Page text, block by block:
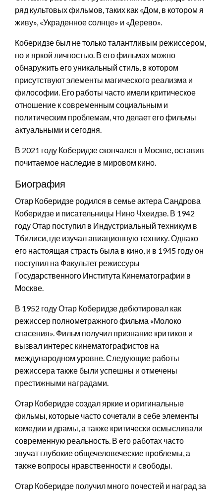
ряд культовых фильмов, таких как «Дом, в котором я
живу», «Украденное солнце» и «Дерево».
Коберидзе был не только талантливым режиссером,
но и яркой личностью. В его фильмах можно
обнаружить его уникальный стиль, в котором
присутствуют элементы магического реализма и
философии. Его работы часто имели критическое
отношение к современным социальным и
политическим проблемам, что делает его фильмы
актуальными и сегодня.
В 2021 году Коберидзе скончался в Москве, оставив
почитаемое наследие в мировом кино.
Биография
Отар Коберидзе родился в семье актера Сандрова
Коберидзе и писательницы Нино Чхеидзе. В 1942
году Отар поступил в Индустриальный техникум в
Тбилиси, где изучал авиационную технику. Однако
его настоящая страсть была в кино, и в 1945 году он
поступил на Факультет режиссуры
Государственного Института Кинематографии в
Москве.
В 1952 году Отар Коберидзе дебютировал как
режиссер полнометражного фильма «Молоко
спасения». Фильм получил признание критиков и
вызвал интерес кинематографистов на
международном уровне. Следующие работы
режиссера также были успешны и отмечены
престижными наградами.
Отар Коберидзе создал яркие и оригинальные
фильмы, которые часто сочетали в себе элементы
комедии и драмы, а также критически осмысливали
современную реальность. В его работах часто
звучат глубокие общечеловеческие проблемы, а
также вопросы нравственности и свободы.
Отар Коберидзе получил много почестей и наград за